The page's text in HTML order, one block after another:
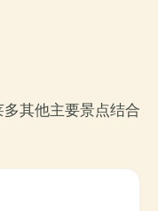
其他主要景点结合